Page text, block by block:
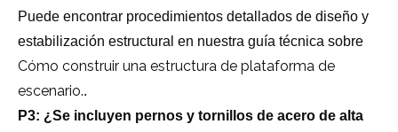
Puede encontrar procedimientos detallados de diseño y
estabilización estructural en nuestra guía técnica sobre
Cómo construir una estructura de plataforma de
escenario..
P3: ¿Se incluyen pernos y tornillos de acero de alta